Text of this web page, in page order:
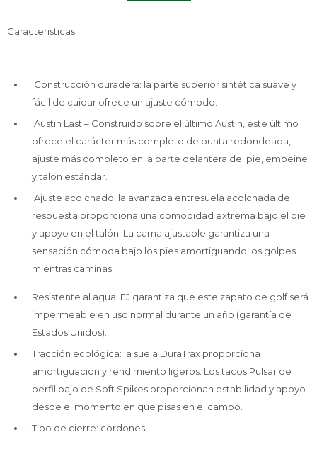
Caracteristicas:
Construcción duradera: la parte superior sintética suave y
fácil de cuidar ofrece un ajuste cómodo.
Austin Last – Construido sobre el último Austin, este último
ofrece el carácter más completo de punta redondeada,
ajuste más completo en la parte delantera del pie, empeine
y talón estándar.
Ajuste acolchado: la avanzada entresuela acolchada de
respuesta proporciona una comodidad extrema bajo el pie
y apoyo en el talón. La cama ajustable garantiza una
sensación cómoda bajo los pies amortiguando los golpes
mientras caminas.
Resistente al agua: FJ garantiza que este zapato de golf será
impermeable en uso normal durante un año (garantía de
Estados Unidos).
Tracción ecológica: la suela DuraTrax proporciona
amortiguación y rendimiento ligeros. Los tacos Pulsar de
perfil bajo de Soft Spikes proporcionan estabilidad y apoyo
desde el momento en que pisas en el campo.
Tipo de cierre: cordones